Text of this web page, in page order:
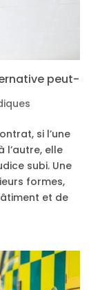
peut-
si l’une
l’autre, elle
subi. Une
formes,
et de